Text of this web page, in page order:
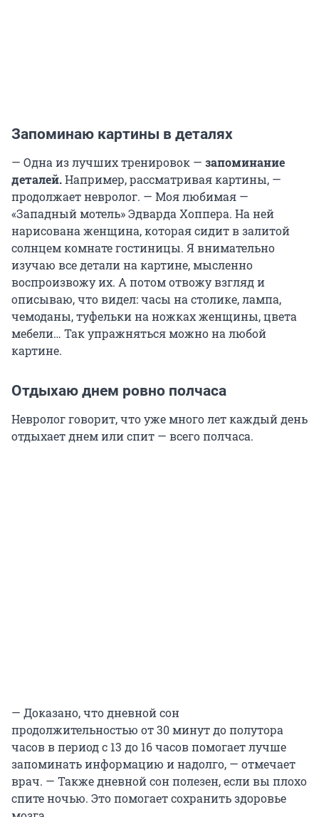
Запоминаю картины в деталях
— Одна из лучших тренировок — запоминание
деталей.Например, рассматривая картины, —
продолжает невролог. — Моя любимая —
«Западный мотель» Эдварда Хоппера. На ней
нарисована женщина, которая сидит в залитой
солнцем комнате гостиницы. Я внимательно
изучаю все детали на картине, мысленно
воспроизвожу их. А потом отвожу взгляд и
описываю, что видел: часы на столике, лампа,
чемоданы, туфельки на ножках женщины, цвета
мебели… Так упражняться можно на любой
картине.
Отдыхаю днем ровно полчаса
Невролог говорит, что уже много лет каждый день
отдыхает днем или спит — всего полчаса.
— Доказано, что дневной сон
продолжительностью от 30 минут до полутора
часов в период с 13 до 16 часов помогает лучше
запоминать информацию и надолго, — отмечает
врач. — Также дневной сон полезен, если вы плохо
спите ночью. Это помогает сохранить здоровье